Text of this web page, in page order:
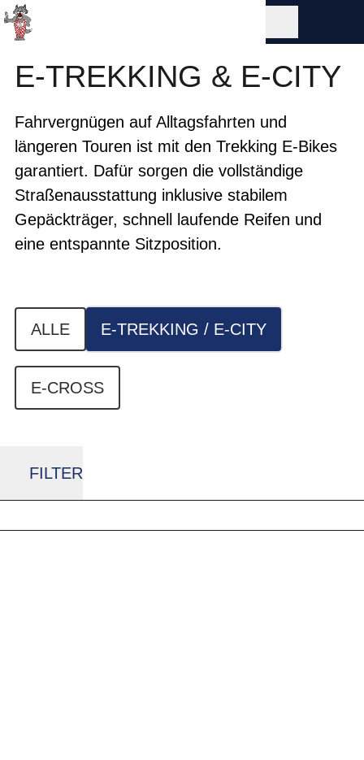
E-TREKKING & E-CITY
Fahrvergnügen auf Alltagsfahrten und
längeren Touren ist mit den Trekking E-Bikes
garantiert. Dafür sorgen die vollständige
Straßenausstattung inklusive stabilem
Gepäckträger, schnell laufende Reifen und
eine entspannte Sitzposition.
ALLE E-TREKKING / E-CITY
E-CROSS
FILTER